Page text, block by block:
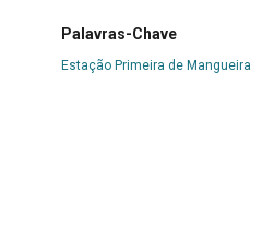
Palavras-Chave
Estação Primeira de Mangueira